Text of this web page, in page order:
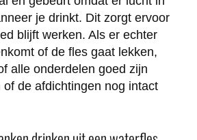
je drinkt. Dit zorgt ervoor
blijft werken. Als er echter
of de fles gaat lekken,
alle onderdelen goed zijn
de afdichtingen nog intact